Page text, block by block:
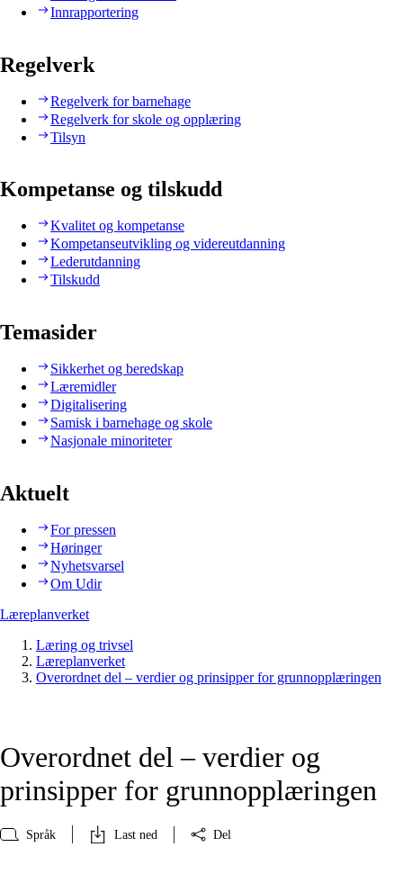
Innrapportering
Regelverk
Regelverk for barnehage
Regelverk for skole og opplæring
Tilsyn
Kompetanse og tilskudd
Kvalitet og kompetanse
Kompetanseutvikling og videreutdanning
Lederutdanning
Tilskudd
Temasider
Sikkerhet og beredskap
Læremidler
Digitalisering
Samisk i barnehage og skole
Nasjonale minoriteter
Aktuelt
For pressen
Høringer
Nyhetsvarsel
Om Udir
Læreplanverket
Læring og trivsel
Læreplanverket
Overordnet del – verdier og prinsipper for grunnopplæringen
Overordnet del – verdier og
prinsipper for grunnopplæringen
Språk Last ned Del